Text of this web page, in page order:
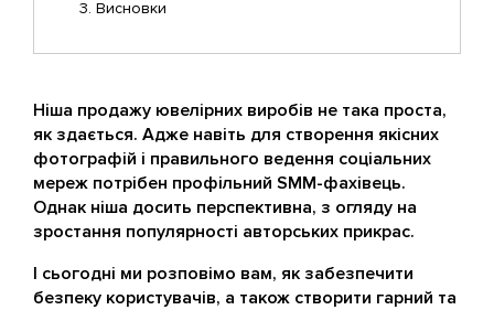
Висновки
Ніша продажу ювелірних виробів не така проста,
як здається. Адже навіть для створення якісних
фотографій і правильного ведення соціальних
мереж потрібен профільний SMM-фахівець.
Однак ніша досить перспективна, з огляду на
зростання популярності авторських прикрас.
І сьогодні ми розповімо вам, як забезпечити
безпеку користувачів, а також створити гарний та